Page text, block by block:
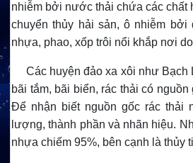
nhiễm bởi nước thải chứa các chất
chuyển thủy hải sản, ô nhiễm
nhựa, phao, xốp trôi nổi khắp nơi
Các huyện đảo xa xôi như Bạch
bãi tắm, bãi biển, rác thải có
Để nhận biết nguồn gốc rác thải
lượng, thành phần và nhãn hiệu.
nhựa chiếm 95%, bên cạnh là thủy